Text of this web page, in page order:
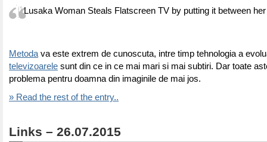
Lusaka Woman Steals Flatscreen TV by putting it between
Metoda va este extrem de cunoscuta, intre timp tehnologia a
televizoarele sunt din ce in ce mai mari si mai subtiri. Dar toate
problema pentru doamna din imaginile de mai jos.
» Read the rest of the entry..
Links – 26.07.2015